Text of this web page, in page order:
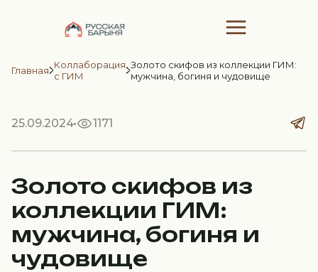
Главная Коллаборация
с ГИМ
Золото скифов из коллекции ГИМ:
мужчина, богиня и чудовище
25.09.2024 1171
Золото скифов из
коллекции ГИМ:
мужчина, богиня и
чудовище